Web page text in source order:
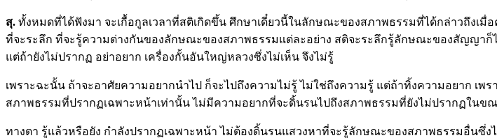
สุ. ทั้งหมดที่ได้ฟังมา จะเกื้อกูลเวลาที่สติเกิดขึ้น ศึกษาเดี๋ยวนี้ในลักษณะของสภาพธรรมที่ได้กล่าวถึง
ที่จะระลึก ที่จะรู้ความต่างกันของลักษณะของสภาพธรรมแต่ละอย่าง สติจะระลึกรู้ลักษณะของสัญญา
แต่ถ้ายังไม่ปรากฏ อย่าอยาก เครื่องกั้นอันใหญ่หลวงซึ่งไม่เห็น จึงไม่รู้
เพราะฉะนั้น ถ้าจะอาศัยความอยากนำไป ก็จะไปถึงความไม่รู้ ไม่ใช่ถึงความรู้ แต่ถ้าทิ้งความอยาก เ
สภาพธรรมที่ปรากฏเฉพาะหน้าเท่านั้น ไม่มีความอยากที่จะดิ้นรนไปถึงสภาพธรรมที่ยังไม่ปรากฏในข
ทางตา รู้แล้วหรือยัง กำลังปรากฏเฉพาะหน้า ไม่ต้องดิ้นรนแสวงหาที่จะรู้ลักษณะของสภาพธรรมอื่น